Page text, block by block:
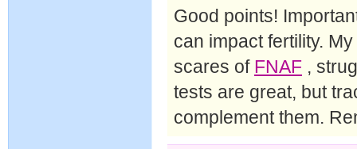
Good points!
can impact fertility.
scares of FNAF ,
tests are great, but
complement them.